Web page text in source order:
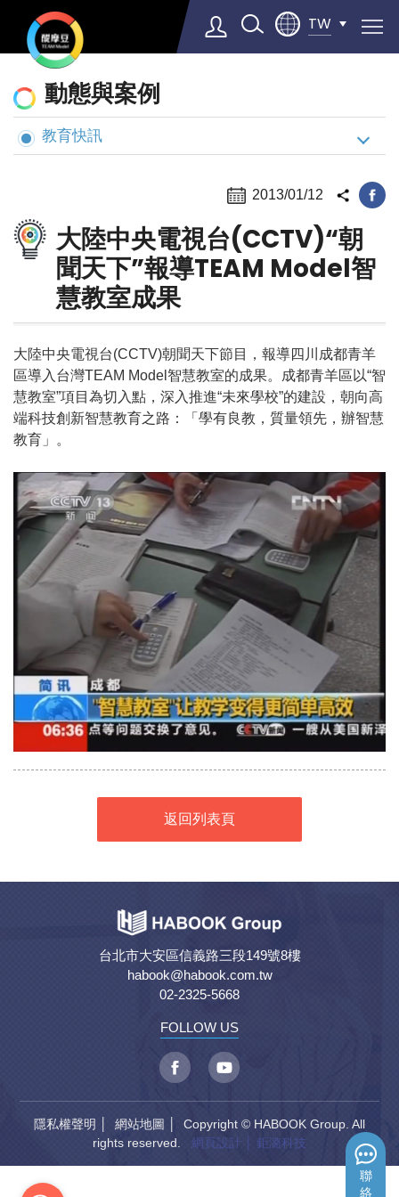
TW
▼
態
與
案
動態與案例
教育快訊
2013/01/12
大陸中央電視台(CCTV)“朝
聞天下”報導TEAM Model智
慧教室成果
大陸中央電視台(CCTV)朝聞天下節目，報導四川成都青羊
區導入台灣TEAM Model智慧教室的成果。成都青羊區以“智
慧教室”項目為切入點，深入推進“未來學校”的建設，朝向高
端科技創新智慧教育之路：「學有良教，質量領先，辦智慧
教育」。
返回列表頁
聯
絡
台北市大安區信義路三段149號8樓
habook@habook.com.tw
02-2325-5668
FOLLOW US
隱私權聲明 網站地圖 │ Copyright © HABOOK Group. All
rights reserved. 網頁設計 │ 鉅潞科技